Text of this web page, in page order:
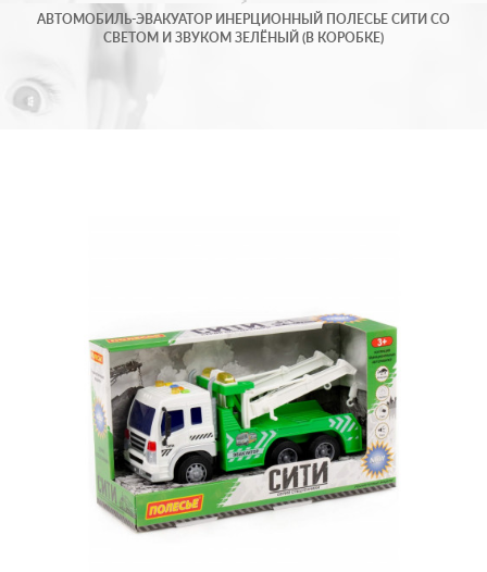
АВТОМОБИЛЬ-ЭВАКУАТОР ИНЕРЦИОННЫЙ ПОЛЕСЬЕ СИТИ СО
СВЕТОМ И ЗВУКОМ ЗЕЛЁНЫЙ (В КОРОБКЕ)